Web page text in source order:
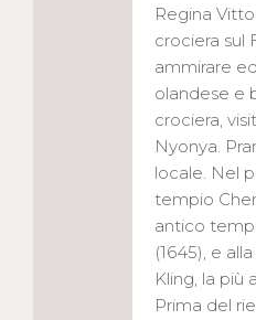
Regina
crociera sul
ammirare
olandese e
crociera,
Nyonya.
locale. Nel
tempio
antico
(1645), e
Kling, la più
Prima del